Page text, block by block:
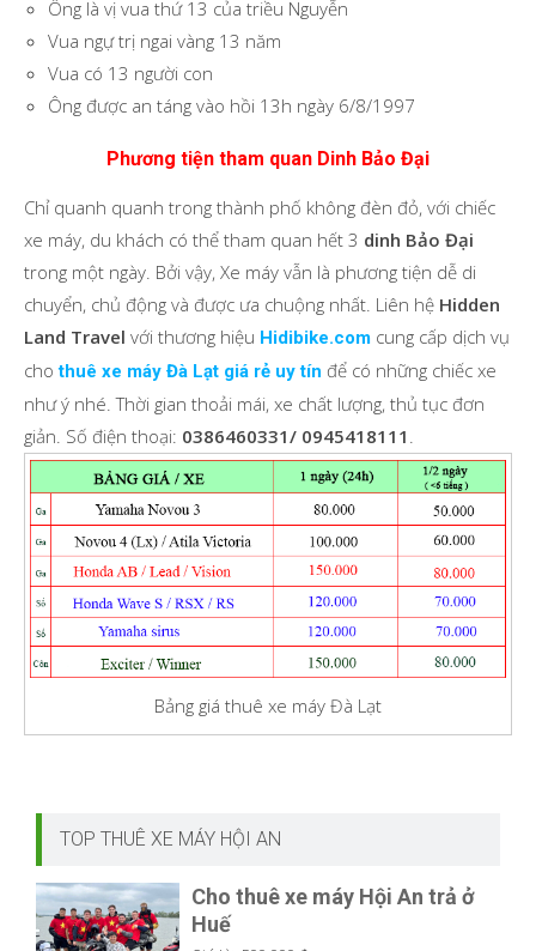
Ông là vị vua thứ 13 của triều Nguyễn
Vua ngự trị ngai vàng 13 năm
Vua có 13 người con
Ông được an táng vào hồi 13h ngày 6/8/1997
Phương tiện tham quan Dinh Bảo Đại
Chỉ quanh quanh trong thành phố không đèn đỏ, với chiếc
xe máy, du khách có thể tham quan hết 3 dinh Bảo Đại
trong một ngày. Bởi vậy, Xe máy vẫn là phương tiện dễ di
chuyển, chủ động và được ưa chuộng nhất. Liên hệ Hidden
Land Travel với thương hiệu Hidibike.com cung cấp dịch vụ
chothuê xe máy Đà Lạt giá rẻ uy tín để có những chiếc xe
như ý nhé. Thời gian thoải mái, xe chất lượng, thủ tục đơn
giản. Số điện thoại: 0386460331/ 0945418111 .
Bảng giá thuê xe máy Đà Lạt
TOP THUÊ XE MÁY HỘI AN
Cho thuê xe máy Hội An trả ở
Huế